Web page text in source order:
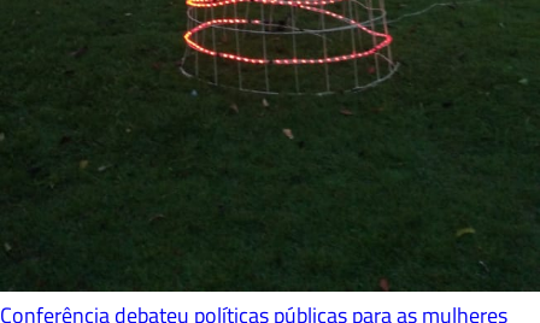
Conferência debateu políticas públicas para as mulheres